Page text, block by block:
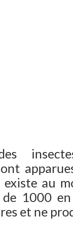
existe au
1000
et ne